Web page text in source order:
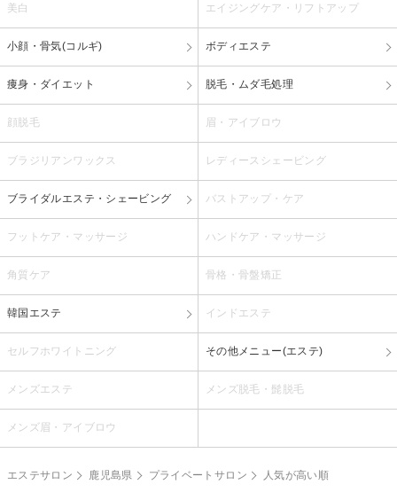
美白 エイジングケア・リフトアップ
小顔・骨気(コルギ) ボディエステ
痩身・ダイエット 脱毛・ムダ毛処理
顔脱毛 眉・アイブロウ
ブラジリアンワックス レディースシェービング
ブライダルエステ・シェービング バストアップ・ケア
フットケア・マッサージ ハンドケア・マッサージ
角質ケア 骨格・骨盤矯正
韓国エステ インドエステ
セルフホワイトニング その他メニュー(エステ)
メンズエステ メンズ脱毛・髭脱毛
メンズ眉・アイブロウ
エステサロン 鹿児島県 プライベートサロン 人気が高い順